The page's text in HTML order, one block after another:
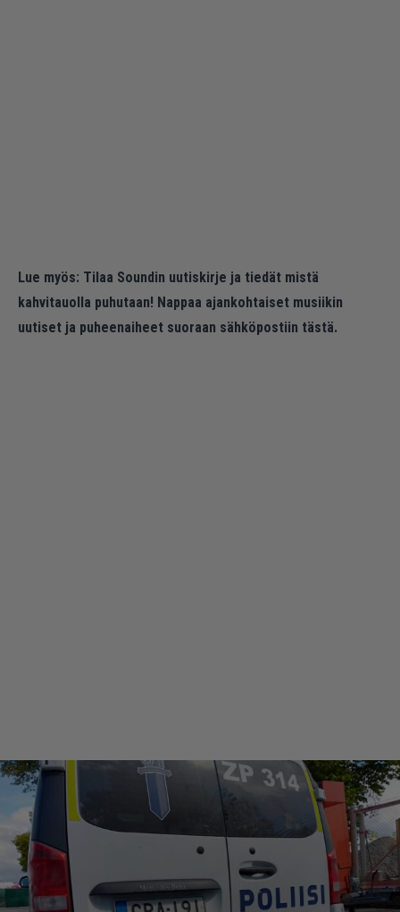
Lue myös: Tilaa Soundin uutiskirje ja tiedät mistä
kahvitauolla puhutaan! Nappaa ajankohtaiset musiikin
uutiset ja puheenaiheet suoraan sähköpostiin tästä.